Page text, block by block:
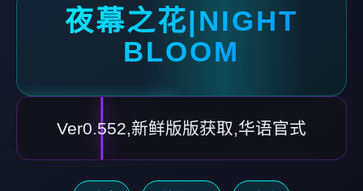
夜幕之花|NIGHT
BLOOM
Ver0.552,新鲜版版获取,华语官式